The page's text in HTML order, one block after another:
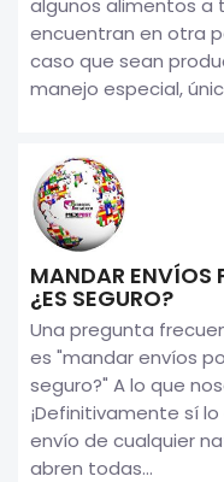
algunos alimentos a
encuentran en otra
caso que sean
manejo especial,
MANDAR ENVÍOS
¿ES SEGURO?
Una pregunta
es "mandar envíos
seguro?" A lo que
¡Definitivamente sí
envío de cualquier
abren todas...